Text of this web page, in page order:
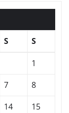
S S
1
7
8
14
15